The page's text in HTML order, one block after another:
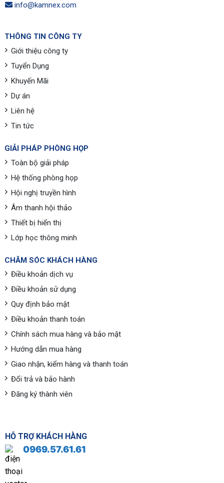
info@kamnex.com
THÔNG TIN CÔNG TY
Giới thiệu công ty
Tuyển Dụng
Khuyến Mãi
Dự án
Liên hệ
Tin tức
GIẢI PHÁP PHÒNG HỌP
Toàn bộ giải pháp
Hệ thống phòng họp
Hội nghị truyền hình
Âm thanh hội thảo
Thiết bị hiển thị
Lớp học thông minh
CHĂM SÓC KHÁCH HÀNG
Điều khoản dịch vụ
Điều khoản sử dụng
Quy định bảo mật
Điều khoản thanh toán
Chính sách mua hàng và bảo mật
Hướng dẫn mua hàng
Giao nhận, kiểm hàng và thanh toán
Đổi trả và bảo hành
Đăng ký thành viên
HỖ TRỢ KHÁCH HÀNG
0969.57.61.61